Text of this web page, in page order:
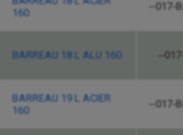
160
--017-
BARREAU 18 L ALU 160 --
BARREAU 19 L ACIER
160
--017-